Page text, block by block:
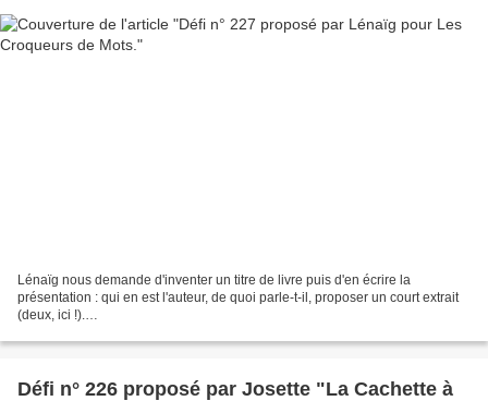
Lénaïg nous demande d'inventer un titre de livre puis d'en écrire la
présentation : qui en est l'auteur, de quoi parle-t-il, proposer un court extrait
(deux, ici !).
Défi n° 226 proposé par Josette "La Cachette à